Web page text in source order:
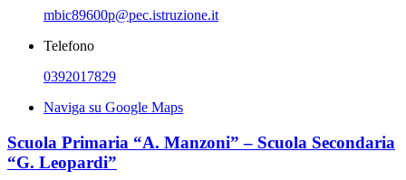
mbic89600p@pec.istruzione.it
Telefono
0392017829
Naviga su Google Maps
Scuola Primaria “A. Manzoni” – Scuola Secondaria
“G. Leopardi”